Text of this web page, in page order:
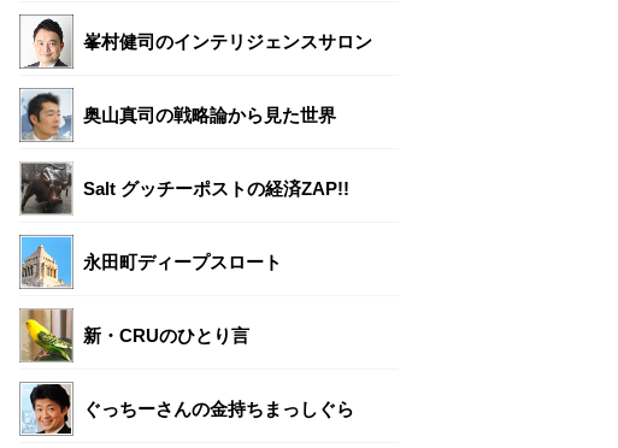
峯村健司のインテリジェンスサロン
奥山真司の戦略論から見た世界
Salt グッチーポストの経済ZAP!!
永田町ディープスロート
新・CRUのひとり言
ぐっちーさんの金持ちまっしぐら